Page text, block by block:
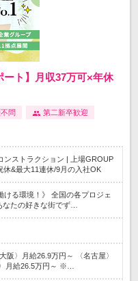
ト】月収37万可×年休
問 第二新卒歓迎
ンストラクション | 上場GROUP
休&最大11連休/9月の入社OK
ける環境！》 全国の各プロジェ
たの好きな街でず…
阪〉月給26.9万円～ 〈名古屋〉
月給26.5万円～ ※…